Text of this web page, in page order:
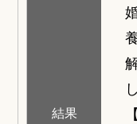
結果
し